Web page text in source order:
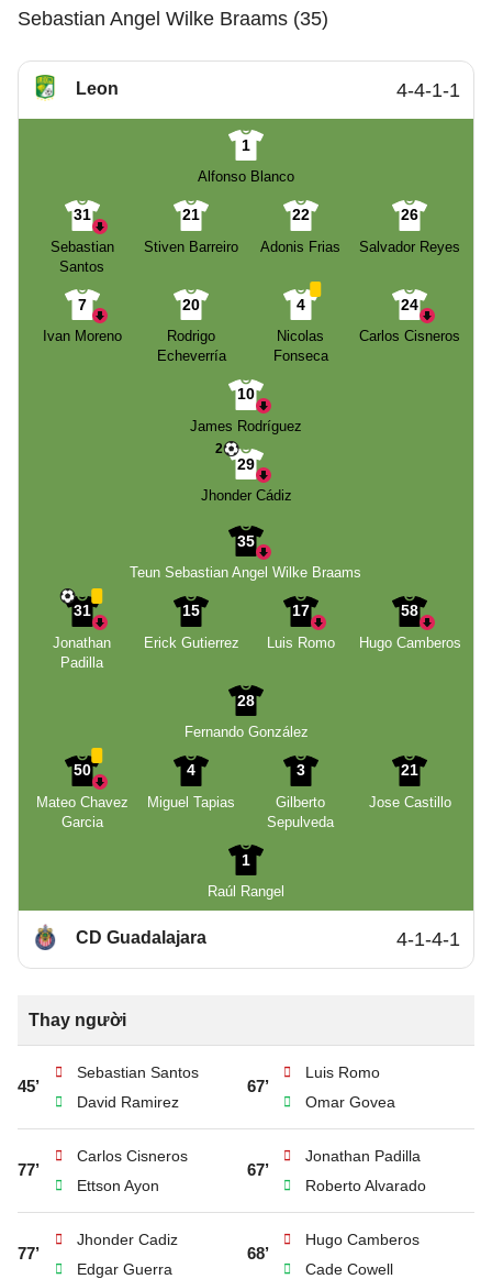
Sebastian Angel Wilke Braams (35)
Leon 4-4-1-1
1
Alfonso Blanco
31
Sebastian
Santos
21
Stiven Barreiro
22
Adonis Frias
26
Salvador Reyes
7
Ivan Moreno
20
Rodrigo
Echeverría
4
Nicolas
Fonseca
24
Carlos Cisneros
10
James Rodríguez
29
2
Jhonder Cádiz
35
Teun Sebastian Angel Wilke Braams
31
Jonathan
Padilla
15
Erick Gutierrez
17
Luis Romo
58
Hugo Camberos
28
Fernando González
50
Mateo Chavez
Garcia
4
Miguel Tapias
3
Gilberto
Sepulveda
21
Jose Castillo
1
Raúl Rangel
CD Guadalajara 4-1-4-1
Thay người
45’
Sebastian Santos
David Ramirez
67’
Luis Romo
Omar Govea
77’
Carlos Cisneros
Ettson Ayon
67’
Jonathan Padilla
Roberto Alvarado
77’
Jhonder Cadiz
Edgar Guerra
68’
Hugo Camberos
Cade Cowell